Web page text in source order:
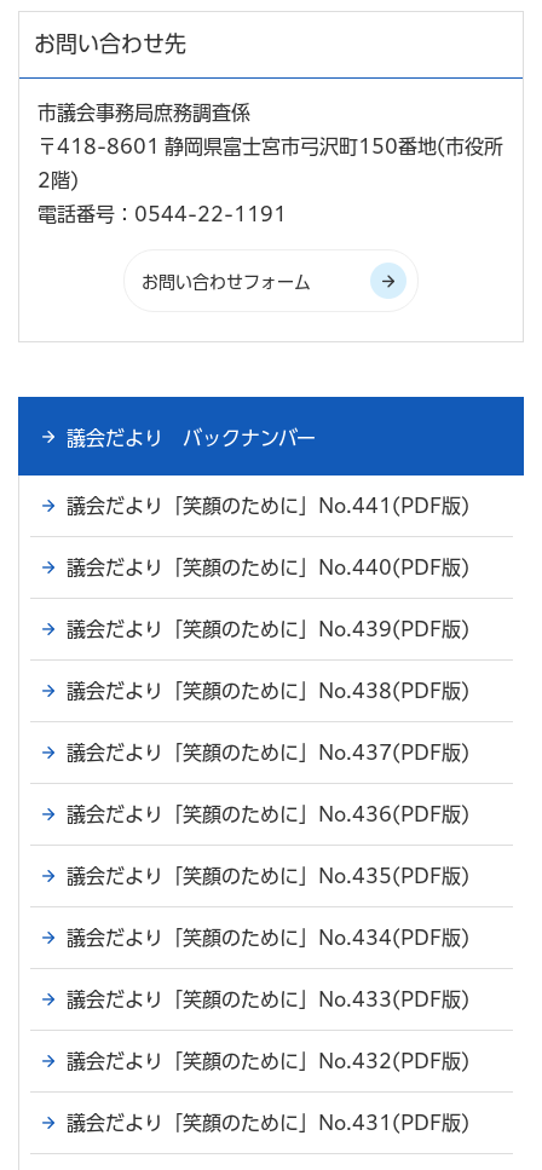
お問い合わせ先
市議会事務局庶務調査係
〒418-8601 静岡県富士宮市弓沢町150番地(市役所
2階)
電話番号：0544-22-1191
議会だより バックナンバー
議会だより「笑顔のために」No.441(PDF版)
議会だより「笑顔のために」No.440(PDF版)
議会だより「笑顔のために」No.439(PDF版)
議会だより「笑顔のために」No.438(PDF版)
議会だより「笑顔のために」No.437(PDF版)
議会だより「笑顔のために」No.436(PDF版)
議会だより「笑顔のために」No.435(PDF版)
議会だより「笑顔のために」No.434(PDF版)
議会だより「笑顔のために」No.433(PDF版)
議会だより「笑顔のために」No.432(PDF版)
議会だより「笑顔のために」No.431(PDF版)